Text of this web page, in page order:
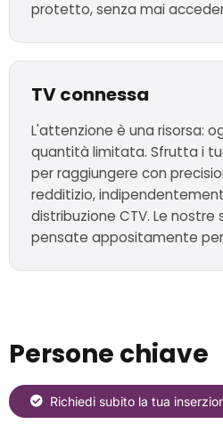
protetto, senza mai
TV connessa
L'attenzione è una risorsa:
quantità limitata. Sfrutta i
per raggiungere con
redditizio,
distribuzione CTV. Le nostre
pensate appositamente
Persone chiave
Richiedi subito la tua